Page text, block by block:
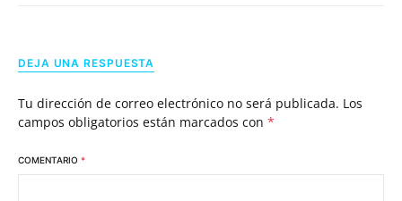
DEJA UNA RESPUESTA
Tu dirección de correo electrónico no será publicada. Los
campos obligatorios están marcados con *
COMENTARIO *